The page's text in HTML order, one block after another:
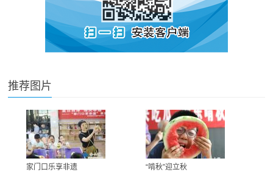
推荐图片
家门口乐享非遗 “啃秋”迎立秋